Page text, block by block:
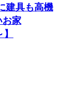
建具も高機
お家